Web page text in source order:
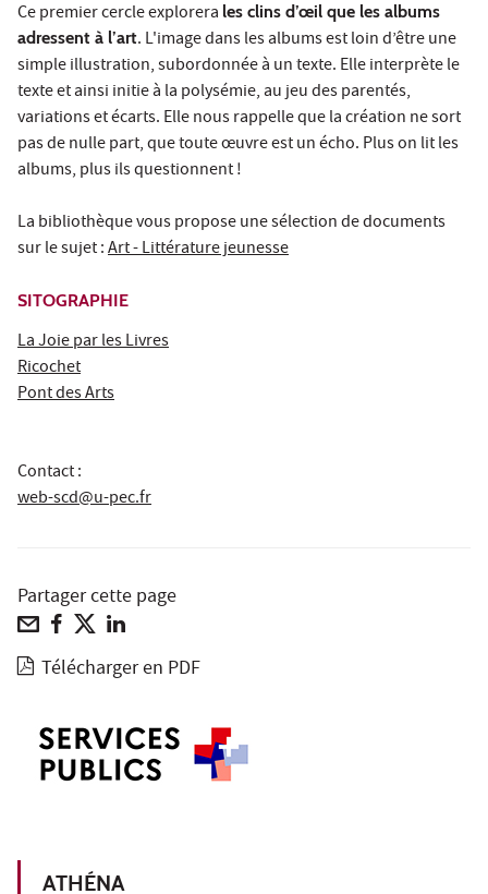
Ce premier cercle explorera les clins d’œil que les albums
adressent à l’art. L'image dans les albums est loin d’être une
simple illustration, subordonnée à un texte. Elle interprète le
texte et ainsi initie à la polysémie, au jeu des parentés,
variations et écarts. Elle nous rappelle que la création ne sort
pas de nulle part, que toute œuvre est un écho. Plus on lit les
albums, plus ils questionnent !
La bibliothèque vous propose une sélection de documents
sur le sujet :Art - Littérature jeunesse
SITOGRAPHIE
La Joie par les Livres
Ricochet
Pont des Arts
Contact :
web-scd@u-pec.fr
Partager cette page
Télécharger en PDF
ATHÉNA